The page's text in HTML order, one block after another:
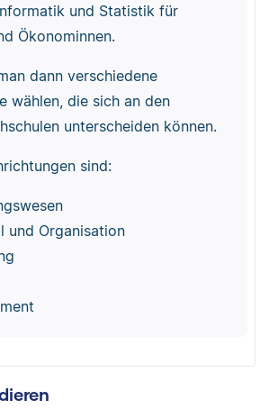
und Statistik für
Ökonominnen.
dann verschiedene
wählen, die sich an den
unterscheiden können.
sind:
und Organisation